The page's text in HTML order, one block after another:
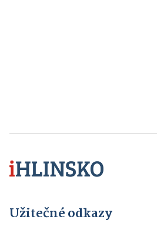
Užitečné odkazy